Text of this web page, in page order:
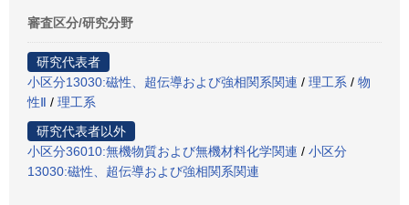
審査区分/研究分野
研究代表者
小区分13030:磁性、超伝導および強相関系関連 / 理工系 / 物
性Ⅱ / 理工系
研究代表者以外
小区分36010:無機物質および無機材料化学関連 / 小区分
13030:磁性、超伝導および強相関系関連